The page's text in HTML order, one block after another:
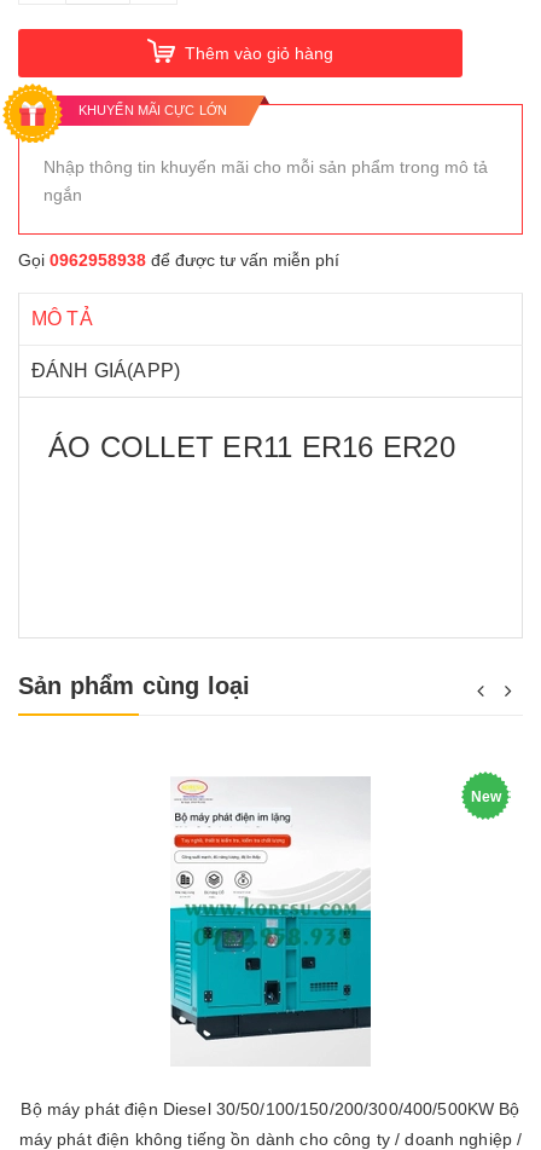
Thêm vào giỏ hàng
KHUYẾN MÃI CỰC LỚN
Nhập thông tin khuyến mãi cho mỗi sản phẩm trong mô tả
ngắn
Gọi 0962958938 để được tư vấn miễn phí
MÔ TẢ
ĐÁNH GIÁ(APP)
ÁO COLLET ER11 ER16 ER20
Sản phẩm cùng loại
New
Bộ máy phát điện Diesel 30/50/100/150/200/300/400/500KW Bộ
máy phát điện không tiếng ồn dành cho công ty / doanh nghiệp /